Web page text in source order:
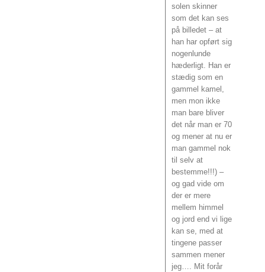
solen skinner
som det kan ses
på billedet – at
han har opført sig
nogenlunde
hæderligt. Han er
stædig som en
gammel kamel,
men mon ikke
man bare bliver
det når man er 70
og mener at nu er
man gammel nok
til selv at
bestemme!!!) –
og gad vide om
der er mere
mellem himmel
og jord end vi lige
kan se, med at
tingene passer
sammen mener
jeg…. Mit forår